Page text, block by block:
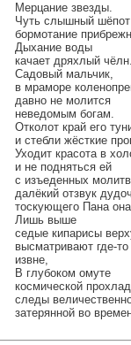
Мерцание звезды.
Чуть слышный
бормотание
Дыхание воды
качает дряхлый
Садовый мальчик,
в мраморе
давно не молится
неведомым богам.
Отколот край его
и стебли жёсткие
Уходит красота в
и не подняться ей
с изъеденных
далёкий отзвук
тоскующего Пана
Лишь выше
седые кипарисы
высматривают где-
извне,
В глубоком омуте
космической
следы
затерянной во